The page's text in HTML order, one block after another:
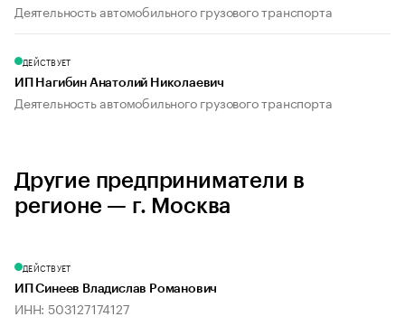
Деятельность автомобильного грузового транспорта
ДЕЙСТВУЕТ
ИП Нагибин Анатолий Николаевич
Деятельность автомобильного грузового транспорта
Другие предприниматели в
регионе — г. Москва
ДЕЙСТВУЕТ
ИП Синеев Владислав Романович
ИНН: 503127174127